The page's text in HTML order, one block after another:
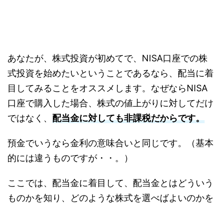
あなたが、株式投資が初めてで、NISA口座での株
式投資を始めたいということであるなら、 配当に着
目してみることをオススメします。なぜならNISA
口座で購入した場合、株式の値上がりに対してだけ
ではなく、 配当金に対しても非課税だからです。
預金でいうなら金利の意味合いと同じです。（基本
的には違うものですが・・。）
ここでは、配当金に着目して、配当金とはどういう
ものかを知り、どのような株式を選べばよいのかを